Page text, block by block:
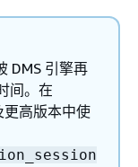
DMS 引擎再
间。在
更高版本中使